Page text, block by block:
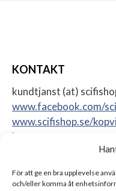
För att ge en bra upplevelse
och/eller komma åt
KONTAKT
kundtjanst (at)
www.facebook.com/
www.scifishop.se/
konto
Sweden